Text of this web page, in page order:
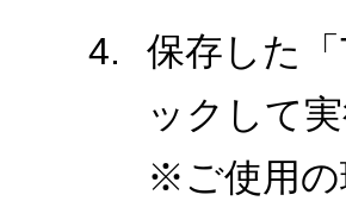
保存した
ックして
※ご使用の